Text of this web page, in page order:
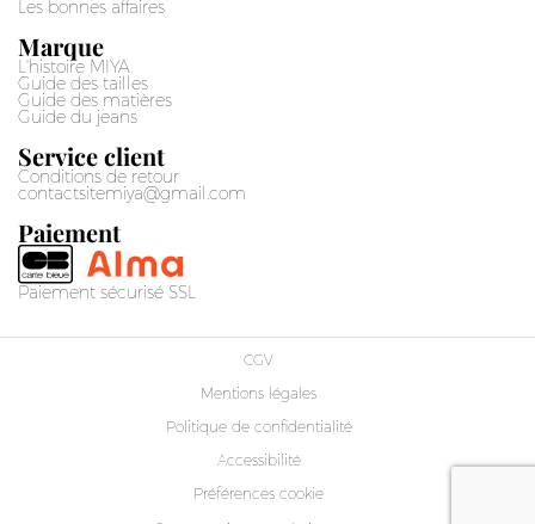
Les bonnes affaires
Marque
L'histoire MIYA
Guide des tailles
Guide des matières
Guide du jeans
Service client
Conditions de retour
contactsitemiya@gmail.com
Paiement
Paiement sécurisé SSL
CGV
Mentions légales
Politique de confidentialité
Accessibilité
Préférences cookie